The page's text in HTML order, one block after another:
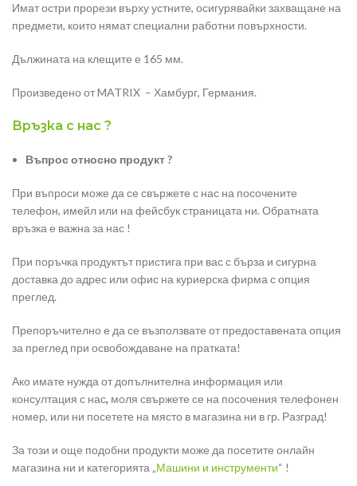
Имат остри прорези върху устните, осигурявайки захващане на
предмети, които нямат специални работни повърхности.
Дължината на клещите е 165 мм.
Произведено от MATRIX – Хамбург, Германия.
Връзка с нас ?
Въпрос относно продукт ?
При въпроси може да се свържете с нас на посочените
телефон, имейл или на фейсбук страницата ни. Обратната
връзка е важна за нас !
При поръчка продуктът пристига при вас с бърза и сигурна
доставка до адрес или офис на куриерска фирма с опция
преглед.
Препоръчително е да се възползвате от предоставената опция
за преглед при освобождаване на пратката!
Ако имате нужда от допълнителна информация или
консултация с нас, моля свържете се на посочения телефонен
номер, или ни посетете на място в магазина ни в гр. Разград!
За този и още подобни продукти може да посетите онлайн
магазина ни и категорията „Машини и инструменти“ !